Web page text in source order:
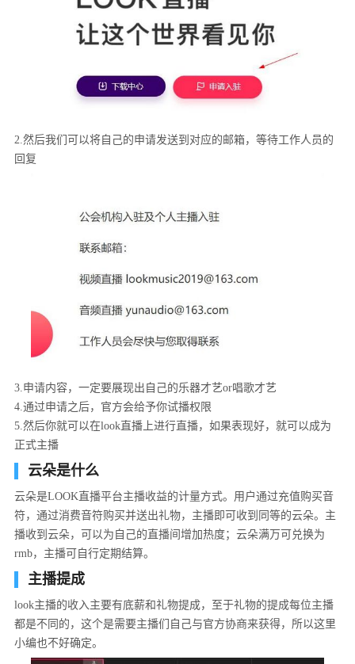
2.然后我们可以将自己的申请发送到对应的邮箱，等待工作人员的
回复
3.申请内容，一定要展现出自己的乐器才艺or唱歌才艺
4.通过申请之后，官方会给予你试播权限
5.然后你就可以在look直播上进行直播，如果表现好，就可以成为
正式主播
云朵是什么
云朵是LOOK直播平台主播收益的计量方式。用户通过充值购买音
符，通过消费音符购买并送出礼物，主播即可收到同等的云朵。主
播收到云朵，可以为自己的直播间增加热度；云朵满万可兑换为
rmb，主播可自行定期结算。
主播提成
look主播的收入主要有底薪和礼物提成，至于礼物的提成每位主播
都是不同的，这个是需要主播们自己与官方协商来获得，所以这里
小编也不好确定。